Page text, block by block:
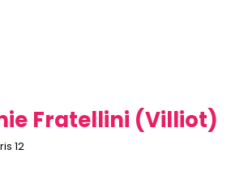
Fratellini (Villiot)
12